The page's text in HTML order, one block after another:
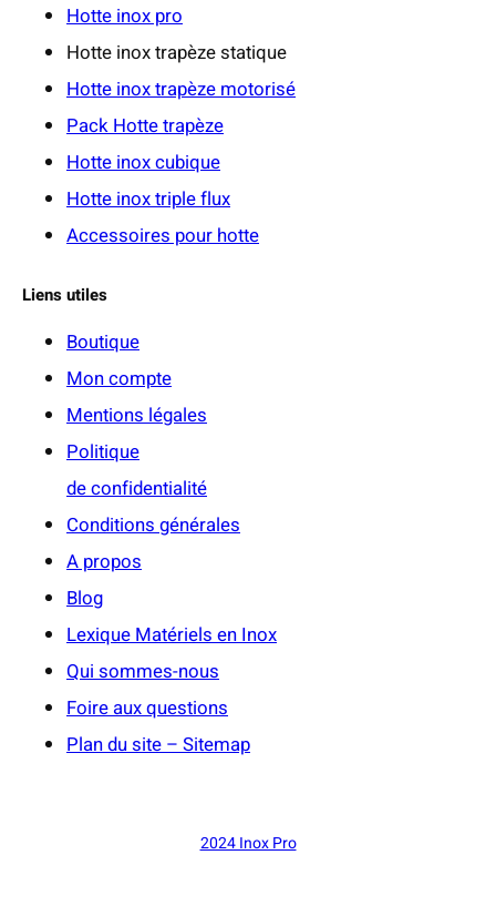
0
Hotte inox pro
Hotte inox trapèze statique
Hotte inox trapèze motorisé
Pack Hotte trapèze
Hotte inox cubique
Hotte inox triple flux
Accessoires pour hotte
Liens utiles
Boutique
Mon compte
Mentions légales
Politique
de confidentialité
Conditions générales
A propos
Blog
Lexique Matériels en Inox
Qui sommes-nous
Foire aux questions
Plan du site – Sitemap
2024 Inox Pro